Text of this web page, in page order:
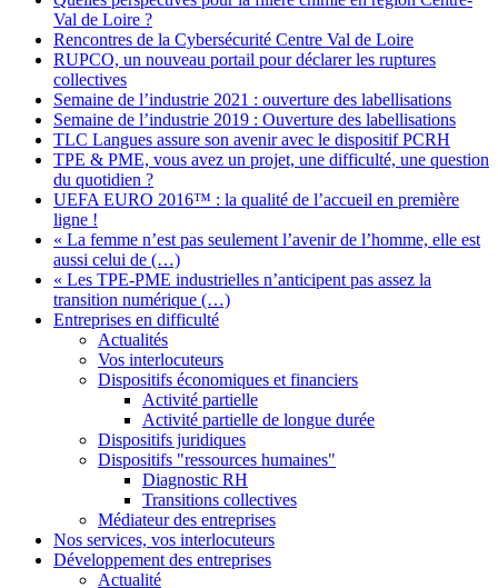
Val de Loire ?
Rencontres de la Cybersécurité Centre Val de Loire
RUPCO, un nouveau portail pour déclarer les ruptures
collectives
Semaine de l’industrie 2021 : ouverture des labellisations
Semaine de l’industrie 2019 : Ouverture des labellisations
TLC Langues assure son avenir avec le dispositif PCRH
TPE & PME, vous avez un projet, une difficulté, une question
du quotidien ?
UEFA EURO 2016™ : la qualité de l’accueil en première
ligne !
« La femme n’est pas seulement l’avenir de l’homme, elle est
aussi celui de (…)
« Les TPE-PME industrielles n’anticipent pas assez la
transition numérique (…)
Entreprises en difficulté
Actualités
Vos interlocuteurs
Dispositifs économiques et financiers
Activité partielle
Activité partielle de longue durée
Dispositifs juridiques
Dispositifs "ressources humaines"
Diagnostic RH
Transitions collectives
Médiateur des entreprises
Nos services, vos interlocuteurs
Développement des entreprises
Actualité